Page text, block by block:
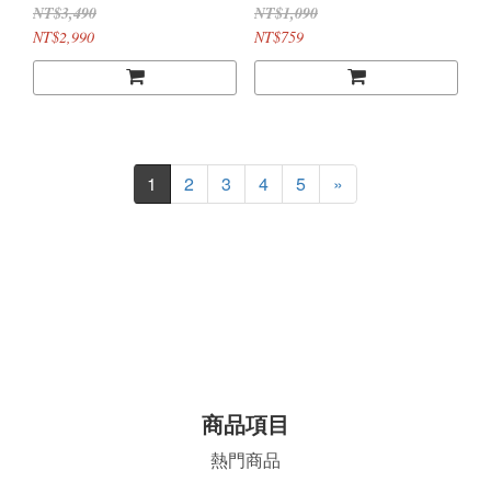
NT$3,490
NT$2,990
NT$1,090
NT$759
1 2 3 4 5 »
商品項目
熱門商品